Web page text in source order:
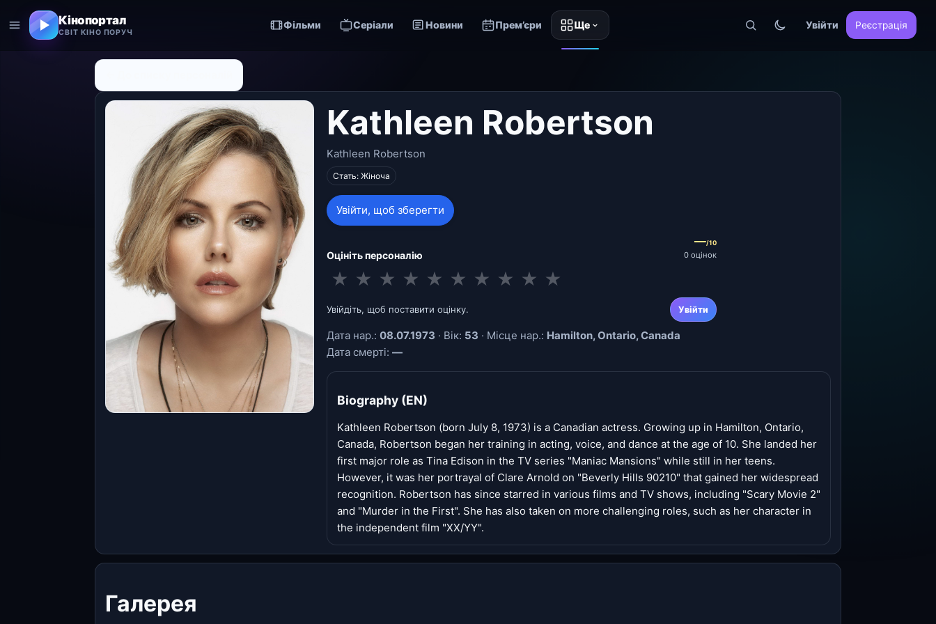
Кінопортал
СВІТ КІНО ПОРУЧ
Фільми Серіали Новини Прем’єри Ще Увійти Реєстрація
Kathleen Robertson
Kathleen Robertson
Стать: Жіноча
Увійти, щоб зберегти
Оцініть персоналію
—/10
0 оцінок
★ ★ ★ ★ ★ ★ ★ ★ ★ ★
Увійдіть, щоб поставити оцінку. Увійти
Дата нар.: 08.07.1973 · Вік: 53 · Місце нар.: Hamilton, Ontario, Canada
Дата смерті: —
Biography (EN)
Kathleen Robertson (born July 8, 1973) is a Canadian actress. Growing up in Hamilton, Ontario,
Canada, Robertson began her training in acting, voice, and dance at the age of 10. She landed her
first major role as Tina Edison in the TV series "Maniac Mansions" while still in her teens.
However, it was her portrayal of Clare Arnold on "Beverly Hills 90210" that gained her widespread
recognition. Robertson has since starred in various films and TV shows, including "Scary Movie 2"
and "Murder in the First". She has also taken on more challenging roles, such as her character in
the independent film "XX/YY".
Галерея